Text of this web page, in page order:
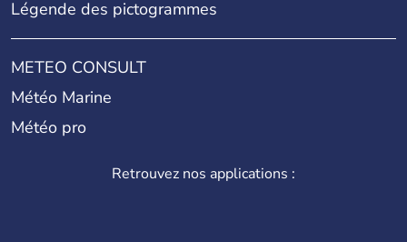
Légende des pictogrammes
METEO CONSULT
Météo Marine
Météo pro
Retrouvez nos applications :